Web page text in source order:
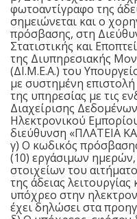
φωτοαντίγραφο της
σημειώνεται και ο
πρόσβασης, στη
Στατιστικής και
της Διυπηρεσιακής
(ΔΙ.Μ.Ε.Α.) του
με συστημένη
της υπηρεσίας με τις
Διαχείρισης
Ηλεκτρονικού
διεύθυνση «ΠΛΑΤΕΙΑ
γ) Ο κωδικός
(10) εργάσιμων
στοιχείων του
της άδειας
υπόχρεο στην
έχει δηλώσει στα